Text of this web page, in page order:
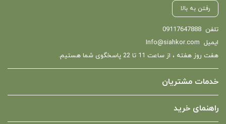
رفتن به بالا
تلفن 09117647888
ایمیل Info@siahkor.com
هفت روز هفته ، از ساعت 11 تا 22 پاسخگوی شما هستیم.
خدمات مشتریان
راهنمای خرید